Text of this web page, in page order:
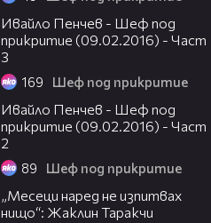
Ивайло Пенчев - Шеф под
прикритие (09.02.2016) - Част
3
169 Шеф под прикритие
Ивайло Пенчев - Шеф под
прикритие (09.02.2016) - Част
2
89 Шеф под прикритие
„Месеци наред не изпитвах
нищо“: Жаклин Таракчи